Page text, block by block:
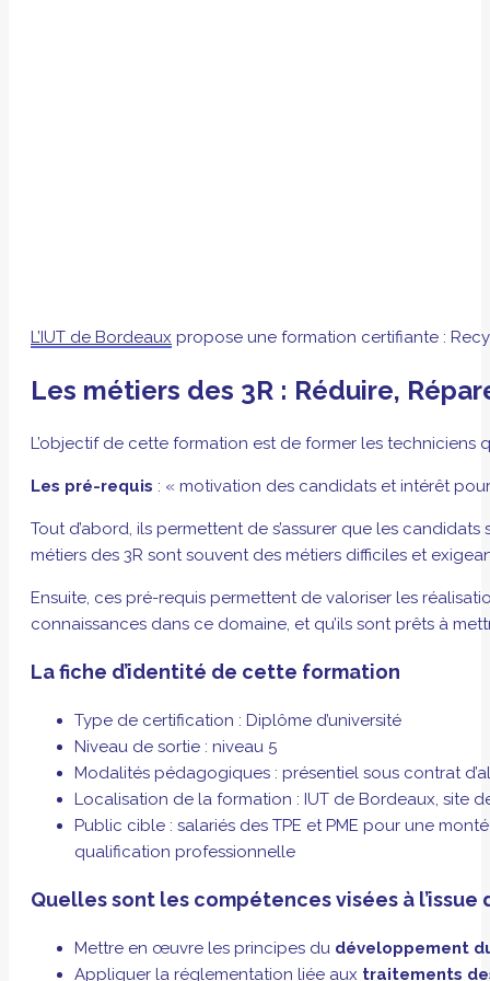
L’IUT de Bordeaux propose une formation certifiante :
Les métiers des 3R : Réduire,
L’objectif de cette formation est de former les techniciens
Les pré-requis : « motivation des candidats et intérêt
Tout d’abord, ils permettent de s’assurer que les
métiers des 3R sont souvent des métiers difficiles et
Ensuite, ces pré-requis permettent de valoriser les
connaissances dans ce domaine, et qu’ils sont prêts à
La fiche d’identité de cette formation
Type de certification : Diplôme d’université
Niveau de sortie : niveau 5
Modalités pédagogiques : présentiel sous contrat
Localisation de la formation : IUT de Bordeaux, site
Public cible : salariés des TPE et PME pour une
qualification professionnelle
Quelles sont les compétences visées à l’issue
Mettre en œuvre les principes du développement
Appliquer la réglementation liée aux traitements